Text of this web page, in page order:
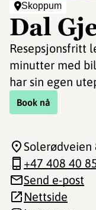
Skoppum
Dal
Resepsjonsfritt
minutter med
har sin egen
Book nå
Solerødveien
+47 408 40
Send e-post
Nettside